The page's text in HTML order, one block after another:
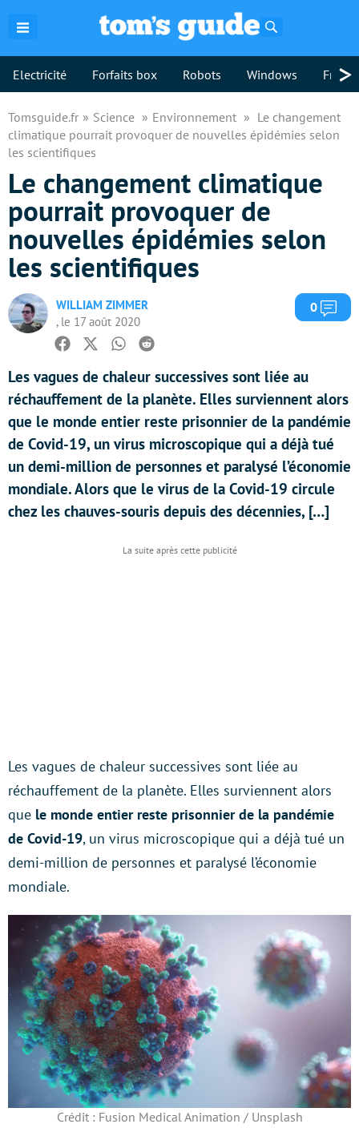
Electricité Forfaits box Robots Windows >
Tomsguide.fr Science Environnement
Le changement
climatique pourrait provoquer de nouvelles épidémies selon
les scientifiques
Le changement climatique
pourrait provoquer de
nouvelles épidémies selon
les scientifiques
WILLIAM ZIMMER
, le 17 août 2020
0
Facebook
TwitterWhatsapp
Reddit
Les vagues de chaleur successives sont liée au
réchauffement de la planète. Elles surviennent alors
que le monde entier reste prisonnier de la pandémie
de Covid-19, un virus microscopique qui a déjà tué
un demi-million de personnes et paralysé l’économie
mondiale. Alors que le virus de la Covid-19 circule
chez les chauves-souris depuis des décennies, […]
Les vagues de chaleur successives sont liée au
réchauffement de la planète. Elles surviennent alors
que le monde entier reste prisonnier de la pandémie
de Covid-19, un virus microscopique qui a déjà tué un
demi-million de personnes et paralysé l’économie
mondiale.
Crédit : Fusion Medical Animation / Unsplash